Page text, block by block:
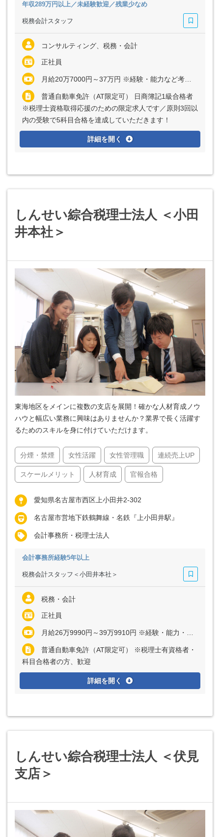
年収289万円以上／未経験歓迎／残業少なめ
税務会計スタッフ
コンサルティング、税務・会計
正社員
月給20万7000円～37万円 ※経験・能力など考慮の上、決定いたします ※残業代は全額支給
普通自動車免許（AT限定可） 日商簿記1級合格者
※税理士資格取得応援のための限定求人です／原則3回以
内の受験で5科目合格を達成していただきます！
詳細を開く
しんせい綜合税理士法人 ＜小田
井本社＞
東海地区をメインに複数の支店を展開！確かな人材育成ノウ
ハウと幅広い業務に興味はありませんか？業界で長く活躍す
るためのスキルを身に付けていただけます。
分煙・禁煙 女性活躍 女性管理職 連続売上UP
スケールメリット 人材育成 官報合格
愛知県名古屋市西区上小田井2-302
名古屋市営地下鉄鶴舞線・名鉄『上小田井駅』
会計事務所・税理士法人
会計事務所経験5年以上
税務会計スタッフ＜小田井本社＞
税務・会計
正社員
月給26万9990円～39万9910円 ※経験・能力・年齢など考慮の上、決定いたします ※上記に固定残業代（月2時間分＝3990円～5910円）を含む ※超過分は別途全額支給
普通自動車免許（AT限定可） ※税理士有資格者・
科目合格者の方、歓迎
詳細を開く
しんせい綜合税理士法人 ＜伏見
支店＞